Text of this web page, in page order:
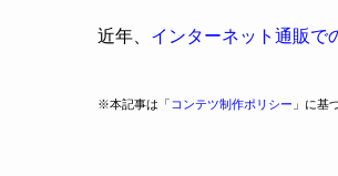
近年、 インターネット通販で
※本記事は「 コンテツ制作ポリシー 」に基